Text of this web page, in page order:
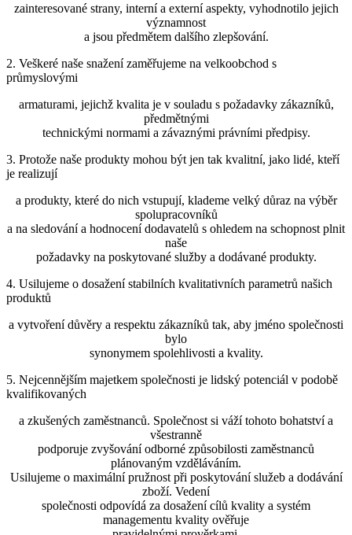
zainteresované strany, interní a externí aspekty, vyhodnotilo jejich
významnost
a jsou předmětem dalšího zlepšování.
2. Veškeré naše snažení zaměřujeme na velkoobchod s
průmyslovými
armaturami, jejichž kvalita je v souladu s požadavky zákazníků,
předmětnými
technickými normami a závaznými právními předpisy.
3. Protože naše produkty mohou být jen tak kvalitní, jako lidé, kteří
je realizují
a produkty, které do nich vstupují, klademe velký důraz na výběr
spolupracovníků
a na sledování a hodnocení dodavatelů s ohledem na schopnost plnit
naše
požadavky na poskytované služby a dodávané produkty.
4. Usilujeme o dosažení stabilních kvalitativních parametrů našich
produktů
a vytvoření důvěry a respektu zákazníků tak, aby jméno společnosti
bylo
synonymem spolehlivosti a kvality.
5. Nejcennějším majetkem společnosti je lidský potenciál v podobě
kvalifikovaných
a zkušených zaměstnanců. Společnost si váží tohoto bohatství a
všestranně
podporuje zvyšování odborné způsobilosti zaměstnanců
plánovaným vzděláváním.
Usilujeme o maximální pružnost při poskytování služeb a dodávání
zboží. Vedení
společnosti odpovídá za dosažení cílů kvality a systém
managementu kvality ověřuje